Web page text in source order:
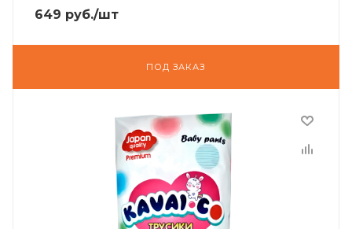
649 руб./шт
ПОД ЗАКАЗ